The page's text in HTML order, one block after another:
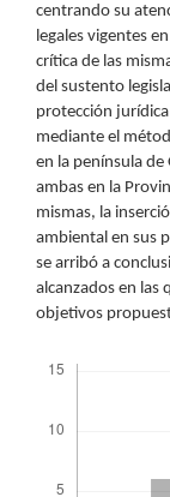
centrando su
legales vigentes
crítica de las
del sustento
protección
mediante el
en la península de
ambas en la
mismas, la
ambiental en sus
se arribó a
alcanzados en las
objetivos